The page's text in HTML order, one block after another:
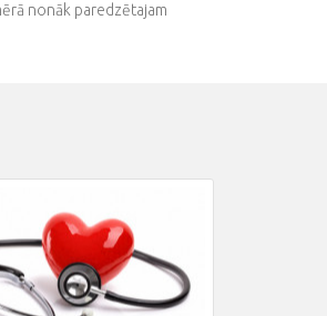
nonāk paredzētajam